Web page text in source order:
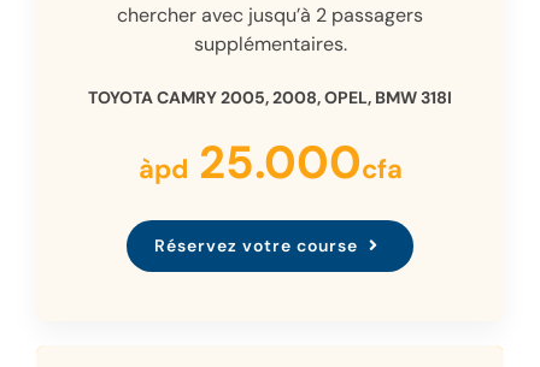
chercher avec jusqu’à 2 passagers
supplémentaires.
TOYOTA CAMRY 2005, 2008, OPEL, BMW 318I
àpd 25.000cfa
Réservez votre course